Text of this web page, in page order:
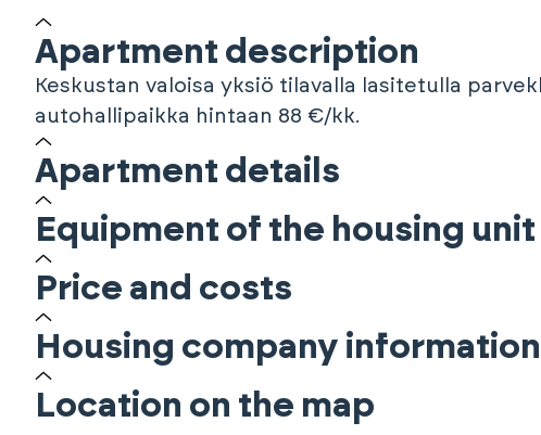
Apartment description
Keskustan valoisa yksiö tilavalla lasitetulla
autohallipaikka hintaan 88 €/kk.
Apartment details
Equipment of the housing unit
Price and costs
Housing company information
Location on the map